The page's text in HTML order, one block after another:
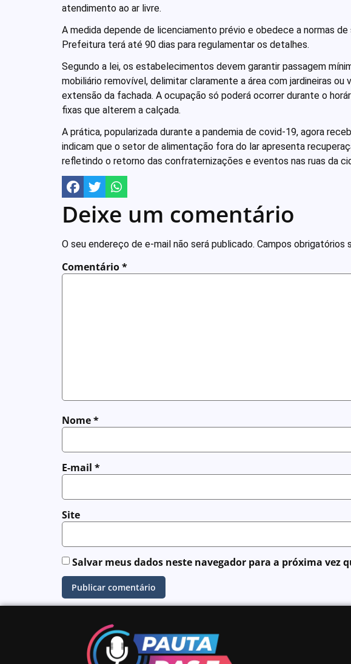
atendimento ao ar livre.
A medida depende de licenciamento prévio e obedece a normas de
Prefeitura terá até 90 dias para regulamentar os detalhes.
Segundo a lei, os estabelecimentos devem garantir passagem
mobiliário removível, delimitar claramente a área com jardineiras ou
extensão da fachada. A ocupação só poderá ocorrer durante o
fixas que alterem a calçada.
A prática, popularizada durante a pandemia de covid-19, agora
indicam que o setor de alimentação fora do lar apresenta
refletindo o retorno das confraternizações e eventos nas ruas da
Deixe um comentário
O seu endereço de e-mail não será publicado. Campos obrigatórios
Comentário*
Nome*
E-mail *
Site
Salvar meus dados neste navegador para a próxima vez